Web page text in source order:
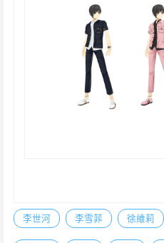
李世河 李雪菲 徐維莉